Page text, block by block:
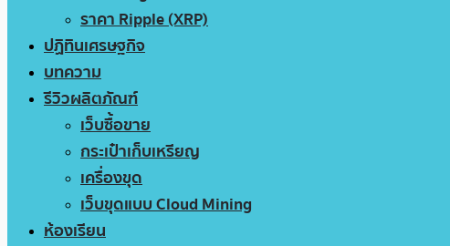
ราคา Ripple (XRP)
ปฏิทินเศรษฐกิจ
บทความ
รีวิวผลิตภัณฑ์
เว็บซื้อขาย
กระเป๋าเก็บเหรียญ
เครื่องขุด
เว็บขุดแบบ Cloud Mining
ห้องเรียน